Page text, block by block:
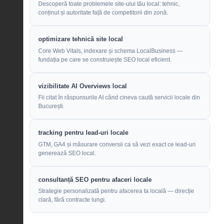
Descoperă toate problemele site-ului tău local: tehnic,
conținut și autoritate față de competitorii din zonă.
optimizare tehnică site local
Core Web Vitals, indexare și schema LocalBusiness —
fundația pe care se construiește SEO local eficient.
vizibilitate AI Overviews local
Fii citat în răspunsurile AI când cineva caută servicii locale din
București.
tracking pentru lead-uri locale
GTM, GA4 și măsurare conversii ca să vezi exact ce lead-uri
generează SEO local.
consultanță SEO pentru afaceri locale
Strategie personalizată pentru afacerea ta locală — direcție
clară, fără contracte lungi.